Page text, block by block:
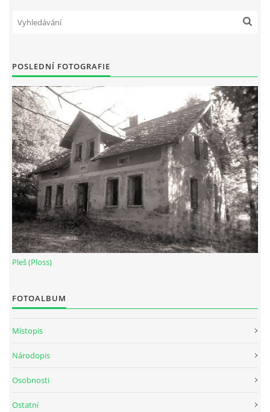
POSLEDNÍ FOTOGRAFIE
Pleš (Ploss)
FOTOALBUM
Místopis
Národopis
Osobnosti
Ostatní